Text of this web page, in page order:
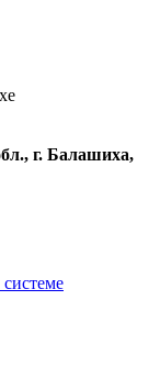
, г. Балашиха,